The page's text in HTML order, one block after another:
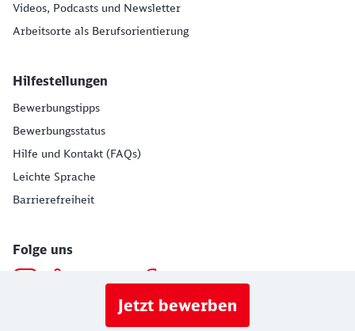
Jetzt bewerben
Videos, Podcasts und Newsletter
Arbeitsorte als Berufsorientierung
Hilfestellungen
Bewerbungstipps
Bewerbungsstatus
Hilfe und Kontakt (FAQs)
Leichte Sprache
Barrierefreiheit
Folge uns